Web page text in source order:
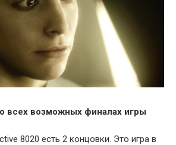
всех возможных финалах игры
8020 есть 2 концовки. Это игра в